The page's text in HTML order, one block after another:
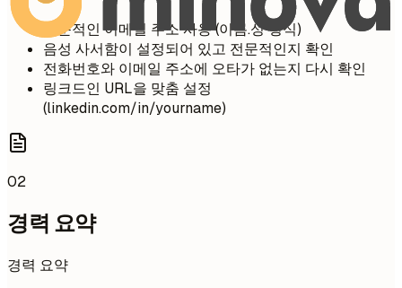
전문적인 이메일 주소 사용 (이름.성 형식)
음성 사서함이 설정되어 있고 전문적인지 확인
전화번호와 이메일 주소에 오타가 없는지 다시 확인
링크드인 URL을 맞춤 설정
(linkedin.com/in/yourname)
02
경력 요약
경력 요약